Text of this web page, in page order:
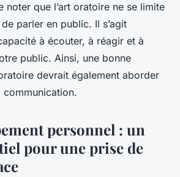
noter que l’art oratoire ne se limite
parler en public. Il s’agit
à écouter, à réagir et à
public. Ainsi, une bonne
devrait également aborder
communication.
personnel : un
pour une prise de